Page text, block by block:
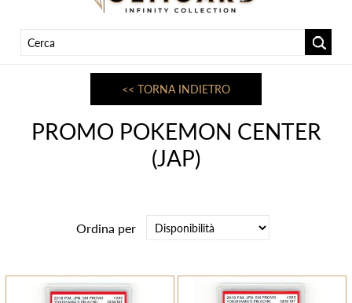
<< TORNA INDIETRO
PROMO POKEMON CENTER
(JAP)
Ordina per